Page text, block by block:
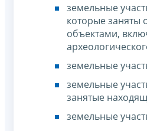
земельные
которые заняты
объектами,
земельные
земельные
занятые
земельные